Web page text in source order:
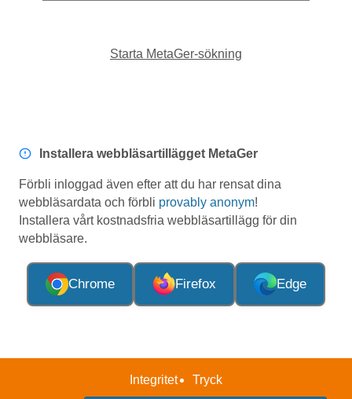
Starta MetaGer-sökning
Installera webbläsartillägget MetaGer
Förbli inloggad även efter att du har rensat dina
webbläsardata och förbli provably anonym!
Installera vårt kostnadsfria webbläsartillägg för din
webbläsare.
Chrome Firefox Edge
Integritet Tryck